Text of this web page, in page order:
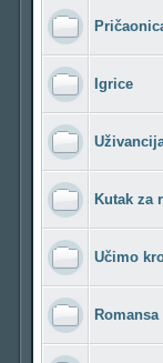
Igrice
Kutak za
Učimo